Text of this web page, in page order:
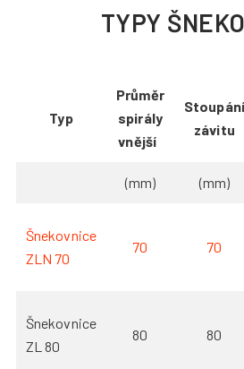
TYPY
Typ
Průměr
spirály
vnější
Stoupání
závitu
(mm) (mm)
Šnekovnice
ZLN 70
70 70
Šnekovnice
ZL 80
80 80